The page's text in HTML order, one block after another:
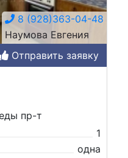
8 (928)363-04-48
Наумова Евгения
Отправить заявку
пр-т
1
одна